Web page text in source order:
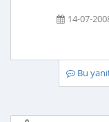
14-07-
Bu